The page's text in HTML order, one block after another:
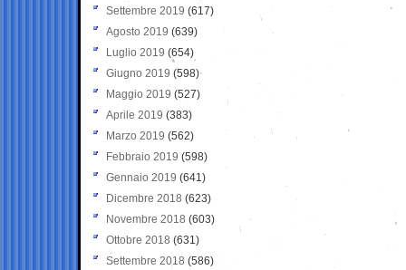
Settembre 2019 (617)
Agosto 2019 (639)
Luglio 2019 (654)
Giugno 2019 (598)
Maggio 2019 (527)
Aprile 2019 (383)
Marzo 2019 (562)
Febbraio 2019 (598)
Gennaio 2019 (641)
Dicembre 2018 (623)
Novembre 2018 (603)
Ottobre 2018 (631)
Settembre 2018 (586)